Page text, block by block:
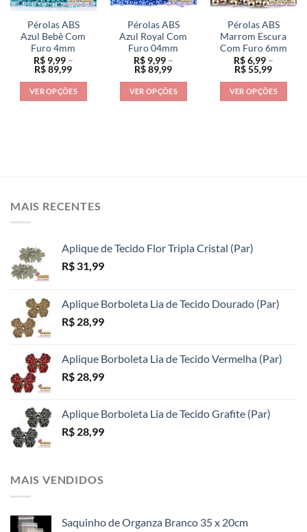
podem
ser
escolhidas
na
página
do
produto
ser
escolhidas
na
página
do
produto
ser
escolhidas
na
página
do
produto
Pérolas ABS
Azul Bebê Com
Furo 4mm
R$9,99 –
R$89,99Faixa
preço:
R$ 9,99
através
VER OPÇÕES
podem
na
página
Pérolas ABS
Azul Royal Com
Furo 04mm
R$9,99 –
R$89,99Faixa
preço:
R$ 9,99
através
VER OPÇÕES
na
Pérolas ABS
Marrom Escura
Com Furo 6mm
R$6,99 –
R$55,99Faixa
preço:
R$ 6,99
através
VER OPÇÕES
na
MAIS RECENTES
Aplique de Tecido Flor Tripla Cristal (Par)
R$ 31,99
Aplique Borboleta Lia de Tecido Dourado (Par)
R$ 28,99
Aplique Borboleta Lia de Tecido Vermelha (Par)
R$ 28,99
Aplique Borboleta Lia de Tecido Grafite (Par)
R$ 28,99
MAIS VENDIDOS
Saquinho de Organza Branco 35 x 20cm